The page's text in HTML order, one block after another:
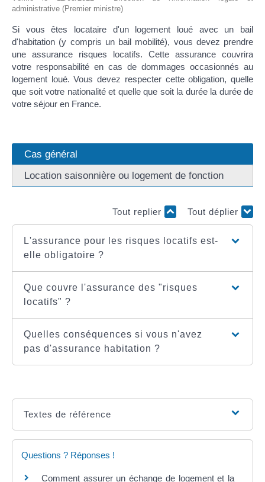
administrative (Premier ministre)
Si vous êtes locataire d'un logement loué avec un bail
d'habitation (y compris un bail mobilité), vous devez prendre
une assurance risques locatifs. Cette assurance couvrira
votre responsabilité en cas de dommages occasionnés au
logement loué. Vous devez respecter cette obligation, quelle
que soit votre nationalité et quelle que soit la durée la durée de
votre séjour en France.
Cas général
Location saisonnière ou logement de fonction
Tout replier Tout déplier
L'assurance pour les risques locatifs est-
elle obligatoire ?
Que couvre l'assurance des "risques
locatifs" ?
Quelles conséquences si vous n'avez
pas d'assurance habitation ?
Textes de référence
Questions ? Réponses !
Comment assurer un échange de logement et la